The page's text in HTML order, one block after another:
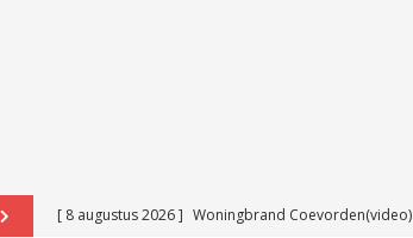
[ 8 augustus 2026 ] Woningbrand Coevorden(video)